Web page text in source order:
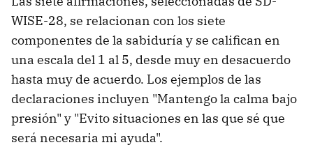
WISE-28, se relacionan con los siete
componentes de la sabiduría y se califican en
una escala del 1 al 5, desde muy en desacuerdo
hasta muy de acuerdo. Los ejemplos de las
declaraciones incluyen "Mantengo la calma bajo
presión" y "Evito situaciones en las que sé que
será necesaria mi ayuda".